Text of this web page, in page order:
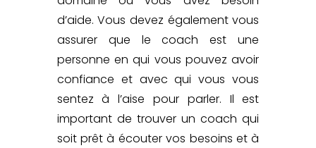
d’aide. Vous devez également vous
assurer que le coach est une
personne en qui vous pouvez avoir
confiance et avec qui vous vous
sentez à l’aise pour parler. Il est
important de trouver un coach qui
soit prêt à écouter vos besoins et à